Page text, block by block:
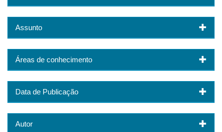
Assunto
Áreas de conhecimento
Data de Publicação
Autor